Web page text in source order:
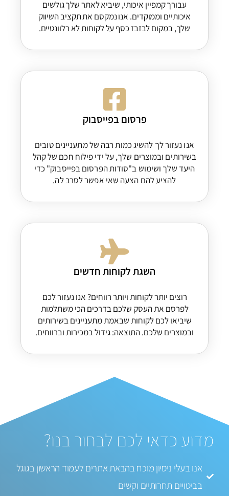
עבורך קמפיין איכותי, שיביא לאתר שלך גולשים
איכותיים וממוקדים. אנו נמקסם את תקציב השיווק
שלך, במקום לבזבז כסף על לקוחות לא רלוונטיים.
פרסום בפייסבוק
אנו נעזור לך להשיג כמות רבה של מתעניינים טובים
בשירותים ובמוצרים שלך, על ידי פילוח חכם של קהל
היעד שלך ושימוש ב"סודות הפרסום בפייסבוק" כדי
להציע להם הצעה שאי אפשר לסרב לה.
השגת לקוחות חדשים
רוצים יותר לקוחות ויותר רווחים? אנו נעזור לכם
לפרסם את העסק שלכם בדרכים הכי משתלמות
שיביאו לכם לקוחות שבאמת מתעניינים בשירותים
ובמוצרים שלכם. התוצאה: גידול במכירות וברווחים.
מדוע כדאי לכם לבחור בנו?
אנו בעלי ניסיון מוכח בהבאת אתרים לעמוד הראשון בגוגל
בביטויים תחרותיים וקשים